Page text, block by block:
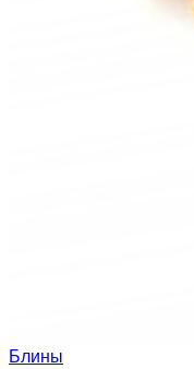
Блины